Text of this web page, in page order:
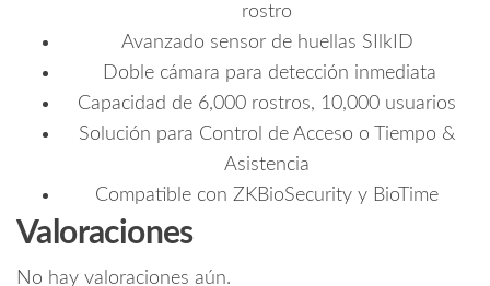
rostro
Avanzado sensor de huellas SIlkID
Doble cámara para detección inmediata
Capacidad de 6,000 rostros, 10,000 usuarios
Solución para Control de Acceso o Tiempo &
Asistencia
Compatible con ZKBioSecurity y BioTime
Valoraciones
No hay valoraciones aún.